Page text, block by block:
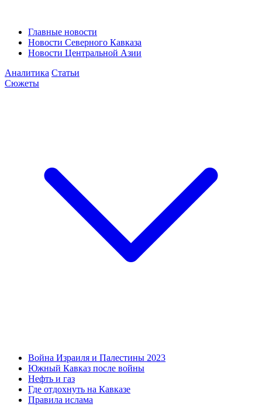
Главные новости
Новости Северного Кавказа
Новости Центральной Азии
Аналитика Статьи
Сюжеты
Война Израиля и Палестины 2023
Южный Кавказ после войны
Нефть и газ
Где отдохнуть на Кавказе
Правила ислама